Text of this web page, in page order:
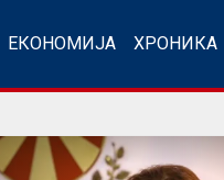
ЕКОНОМИЈА ХРОНИКА